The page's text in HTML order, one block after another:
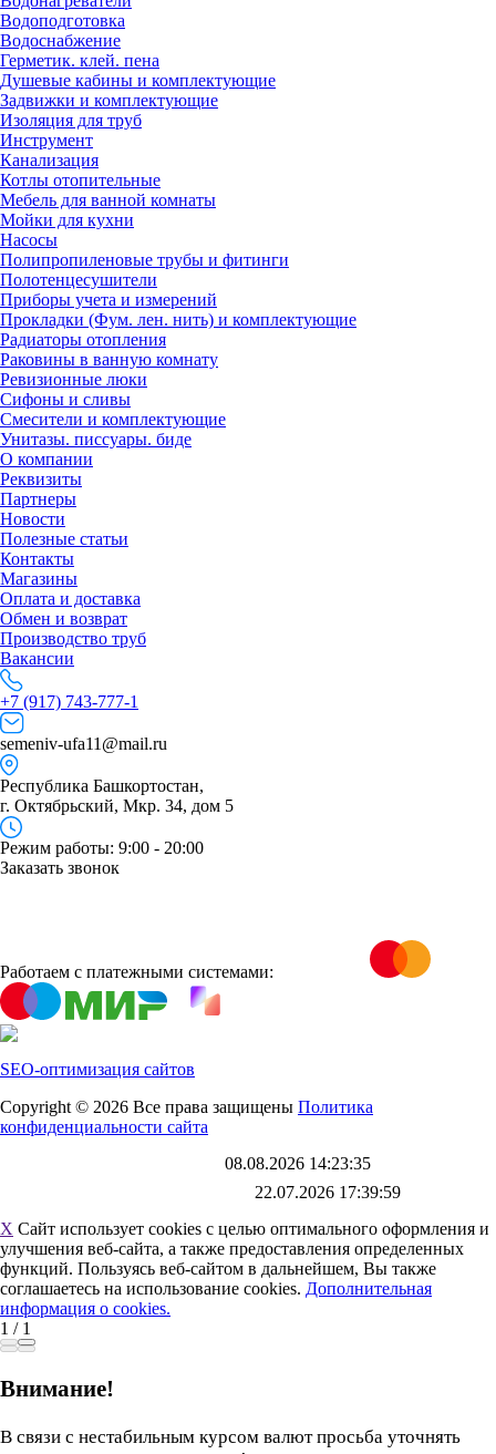
Водоподготовка
Водоснабжение
Герметик. клей. пена
Душевые кабины и комплектующие
Задвижки и комплектующие
Изоляция для труб
Инструмент
Канализация
Котлы отопительные
Мебель для ванной комнаты
Мойки для кухни
Насосы
Полипропиленовые трубы и фитинги
Полотенцесушители
Приборы учета и измерений
Прокладки (Фум. лен. нить) и комплектующие
Радиаторы отопления
Раковины в ванную комнату
Ревизионные люки
Сифоны и сливы
Смесители и комплектующие
Унитазы. писсуары. биде
О компании
Реквизиты
Партнеры
Новости
Полезные статьи
Контакты
Магазины
Оплата и доставка
Обмен и возврат
Производство труб
Вакансии
+7 (917) 743-777-1
semeniv-ufa11@mail.ru
Республика Башкортостан,
г. Октябрьский, Мкр. 34, дом 5
Режим работы: 9:00 - 20:00
Заказать звонок
Работаем с платежными системами:
SEO-оптимизация сайтов
Copyright © 2026 Все права защищены Политика
конфиденциальности сайта
08.08.2026 14:23:35
22.07.2026 17:39:59
X Сайт использует cookies с целью оптимального оформления и
улучшения веб-сайта, а также предоставления определенных
функций. Пользуясь веб-сайтом в дальнейшем, Вы также
соглашаетесь на использование cookies. Дополнительная
информация о cookies.
1 / 1
Внимание!
В связи с нестабильным курсом валют просьба уточнять